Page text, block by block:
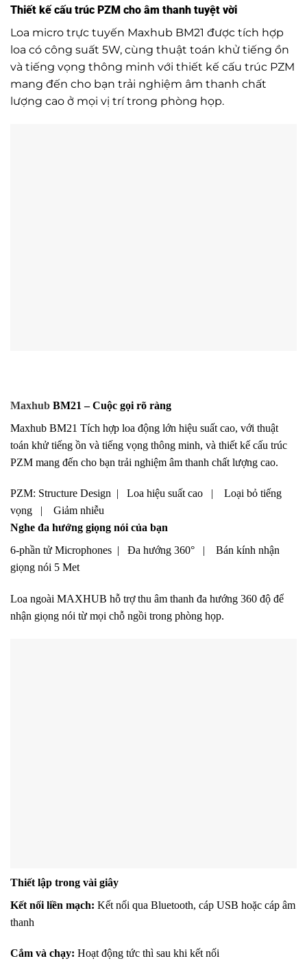
Thiết kế cấu trúc PZM cho âm thanh tuyệt vời
Loa micro trực tuyến Maxhub BM21 được tích hợp
loa có công suất 5W, cùng thuật toán khử tiếng ồn
và tiếng vọng thông minh với thiết kế cấu trúc PZM
mang đến cho bạn trải nghiệm âm thanh chất
lượng cao ở mọi vị trí trong phòng họp.
Maxhub BM21 – Cuộc gọi rõ ràng
Maxhub BM21 Tích hợp loa động lớn hiệu suất cao, với thuật
toán khử tiếng ồn và tiếng vọng thông minh, và thiết kế cấu trúc
PZM mang đến cho bạn trải nghiệm âm thanh chất lượng cao.
PZM: Structure Design | Loa hiệu suất cao | Loại bỏ tiếng
vọng | Giảm nhiễu
Nghe đa hướng giọng nói của bạn
6-phần tử Microphones | Đa hướng 360° | Bán kính nhận
giọng nói 5 Met
Loa ngoài MAXHUB hỗ trợ thu âm thanh đa hướng 360 độ để
nhận giọng nói từ mọi chỗ ngồi trong phòng họp.
Thiết lập trong vài giây
Kết nối liền mạch: Kết nối qua Bluetooth, cáp USB hoặc cáp âm
thanh
Cắm và chạy: Hoạt động tức thì sau khi kết nối